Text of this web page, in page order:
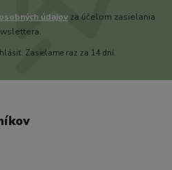
údajovza účelom zasielania
Zasielame raz za 14 dní.